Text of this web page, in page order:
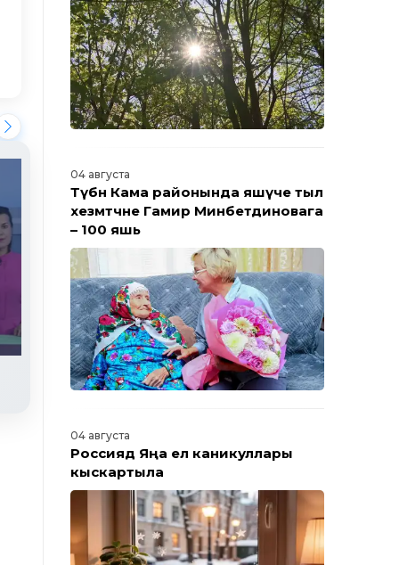
Яңалыклар. Эфир 28.07.2026
Барлык яңалыклар
04 августа
Түбән Кама районында яшәүче тыл
хезмәтчәне Гамирә Минәбетдиновага
– 100 яшь
04 августа
Россиядә Яңа ел каникуллары
кыскартыла